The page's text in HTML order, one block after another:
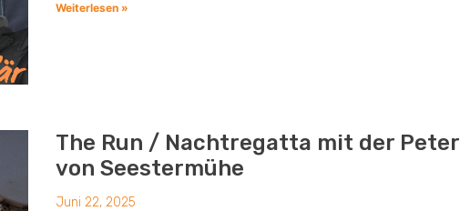
Weiterlesen »
The Run / Nachtregatta mit der Peter
von Seestermühe
Juni 22, 2025